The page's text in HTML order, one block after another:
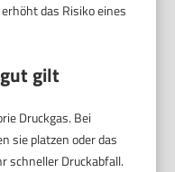
das Risiko eines
gilt
Druckgas. Bei
sie platzen oder das
schneller Druckabfall.